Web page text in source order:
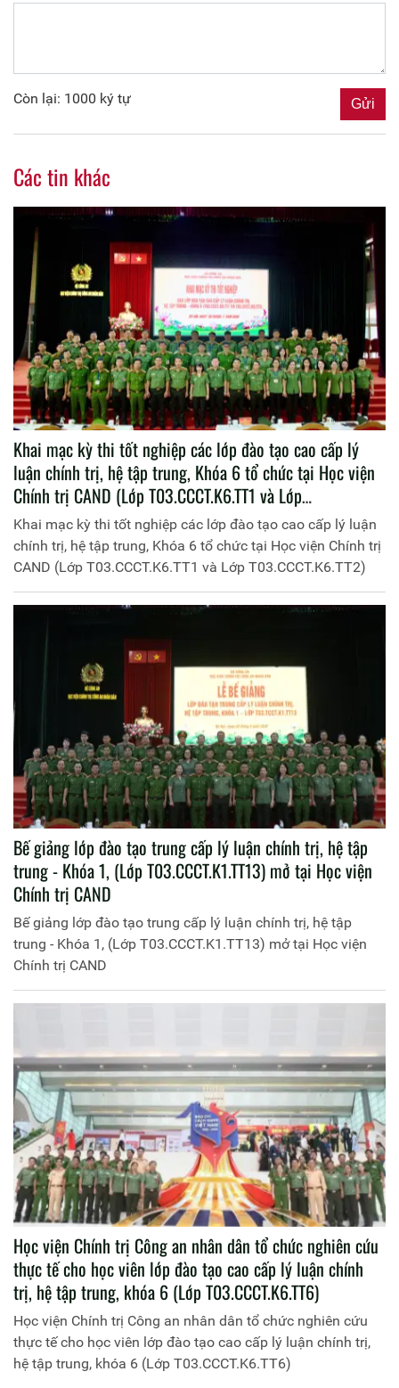
Còn lại: 1000 ký tự
Các tin khác
Khai mạc kỳ thi tốt nghiệp các lớp đào tạo cao cấp lý
luận chính trị, hệ tập trung, Khóa 6 tổ chức tại Học viện
Chính trị CAND (Lớp T03.CCCT.K6.TT1 và Lớp
T03.CCCT.K6.TT2)
Khai mạc kỳ thi tốt nghiệp các lớp đào tạo cao cấp lý luận
chính trị, hệ tập trung, Khóa 6 tổ chức tại Học viện Chính trị
CAND (Lớp T03.CCCT.K6.TT1 và Lớp T03.CCCT.K6.TT2)
Bế giảng lớp đào tạo trung cấp lý luận chính trị, hệ tập
trung - Khóa 1, (Lớp T03.CCCT.K1.TT13) mở tại Học viện
Chính trị CAND
Bế giảng lớp đào tạo trung cấp lý luận chính trị, hệ tập
trung - Khóa 1, (Lớp T03.CCCT.K1.TT13) mở tại Học viện
Chính trị CAND
Học viện Chính trị Công an nhân dân tổ chức nghiên cứu
thực tế cho học viên lớp đào tạo cao cấp lý luận chính
trị, hệ tập trung, khóa 6 (Lớp T03.CCCT.K6.TT6)
Học viện Chính trị Công an nhân dân tổ chức nghiên cứu
thực tế cho học viên lớp đào tạo cao cấp lý luận chính trị,
hệ tập trung, khóa 6 (Lớp T03.CCCT.K6.TT6)